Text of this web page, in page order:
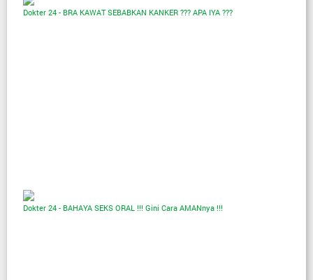
Dokter 24 - BRA KAWAT SEBABKAN KANKER ??? APA IYA ???
Dokter 24 - BAHAYA SEKS ORAL !!! Gini Cara AMANnya !!!